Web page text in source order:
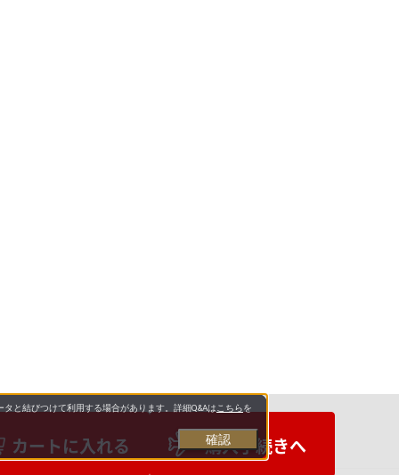
カートに入れる 購入手続きへ
と結びつけて利用する場合があります。詳細Q&Aは こちらを
確認